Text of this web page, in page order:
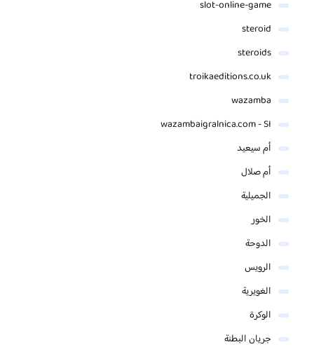
slot-online-game
steroid
steroids
troikaeditions.co.uk
wazamba
wazambaigralnica.com - SI
أم سيعيد
أم صلال
الجميلية
الخور
الدوحة
الرويس
الغويرية
الوكرة
جريان البطنة